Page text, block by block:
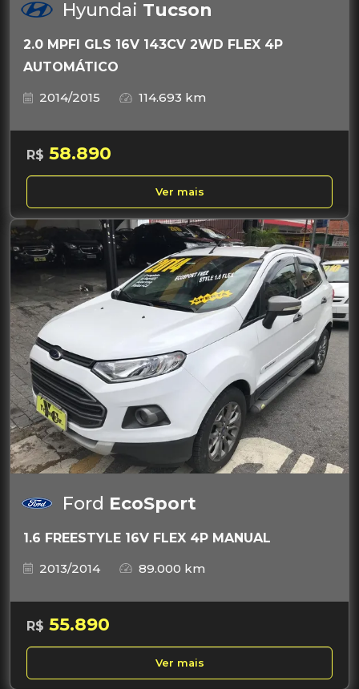
Hyundai Tucson
2.0 MPFI GLS 16V 143CV 2WD FLEX 4P
AUTOMÁTICO
2014/2015
114.693 km
R$ 58.890
Ver mais
Ford EcoSport
1.6 FREESTYLE 16V FLEX 4P MANUAL
2013/2014
89.000 km
R$ 55.890
Ver mais